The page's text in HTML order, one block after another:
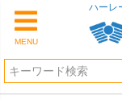
MENU